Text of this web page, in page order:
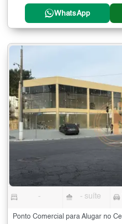
WhatsApp
- - suíte